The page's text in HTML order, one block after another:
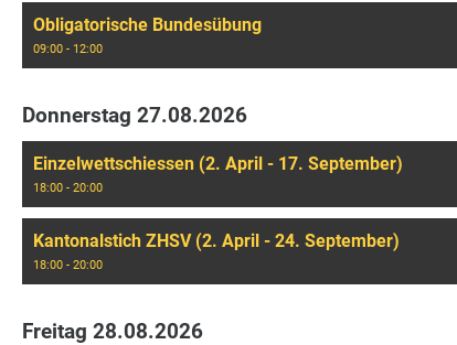
Obligatorische Bundesübung
09:00 - 12:00
Donnerstag 27.08.2026
Einzelwettschiessen (2. April - 17. September)
18:00 - 20:00
Kantonalstich ZHSV (2. April - 24. September)
18:00 - 20:00
Freitag 28.08.2026